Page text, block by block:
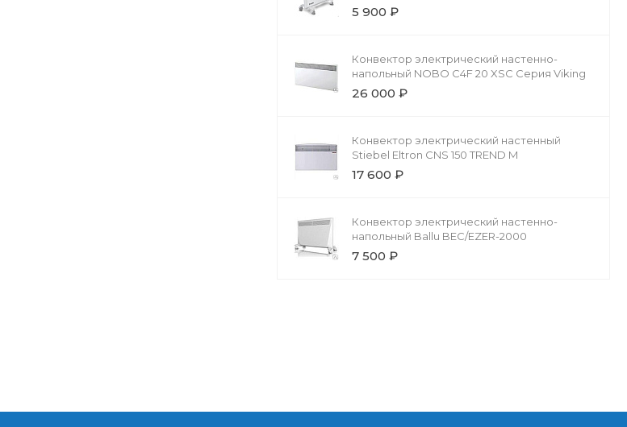
5 900 ₽
Конвектор электрический настенно-
напольный NOBO C4F 20 XSC Серия Viking
26 000 ₽
Конвектор электрический настенный
Stiebel Eltron CNS 150 TREND M
17 600 ₽
Конвектор электрический настенно-
напольный Ballu BEC/EZER-2000
7 500 ₽